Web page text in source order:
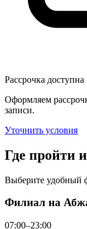
Рассрочка доступна
Оформляем
записи.
Уточнить условия
Где пройти
Выберите удобный
Филиал на
07:00–23:00